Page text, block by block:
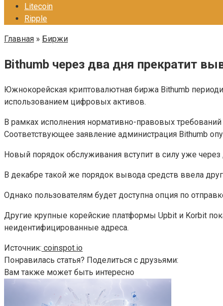
Litecoin
Ripple
Главная » Биржи
Bithumb через два дня прекратит
Южнокорейская криптовалютная биржа Bithumb
использованием цифровых активов.
В рамках исполнения нормативно-правовых
Соответствующее заявление администрация Bithumb
Новый порядок обслуживания вступит в силу уже через
В декабре такой же порядок вывода средств ввела
Однако пользователям будет доступна опция по
Другие крупные корейские платформы Upbit и Korbit
неидентифицированные адреса.
Источник: coinspot.io
Понравилась статья? Поделиться с друзьями:
Вам также может быть интересно